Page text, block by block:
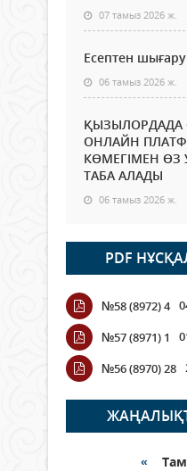
07 тамыз 2026 ж.
Есептен шығару
06 тамыз 2026 ж.
ОНЛАЙН
КӨМЕГІМЕН ӨЗ
ТАБА АЛАДЫ
06 тамыз 2026 ж.
Open Air:
полиция
мыңнан астам
қауіпсіздігін
06 тамыз 2026 ж.
Wi-Fi ҚАБЫРҒА
ӨТЕДІ?
06 тамыз 2026 ж.
граждане
PDF
№58 (8972) 4
№57 (8971) 1
№56 (8970) 28
«